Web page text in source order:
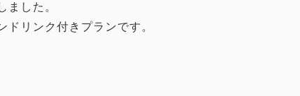
ました。
リンク付きプランです。